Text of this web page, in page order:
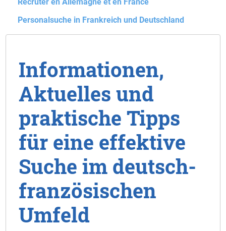
Personalsuche in Frankreich und Deutschland
Informationen,
Aktuelles und
praktische Tipps
für eine effektive
Suche im deutsch-
französischen
Umfeld